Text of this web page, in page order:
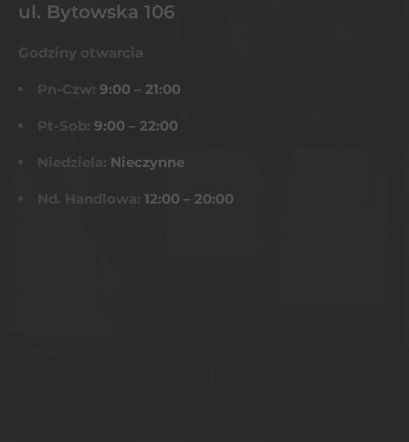
ul. Bytowska 106
Godziny otwarcia
Pn-Czw: 9:00 – 21:00
Pt-Sob: 9:00 – 22:00
Niedziela: Nieczynne
Nd. Handlowa: 12:00 – 20:00